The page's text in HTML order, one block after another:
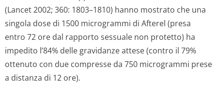
(Lancet 2002; 360: 1803–1810) hanno mostrato che una
singola dose di 1500 microgrammi di Afterel (presa
entro 72 ore dal rapporto sessuale non protetto) ha
impedito l’84% delle gravidanze attese (contro il 79%
ottenuto con due compresse da 750 microgrammi prese
a distanza di 12 ore).